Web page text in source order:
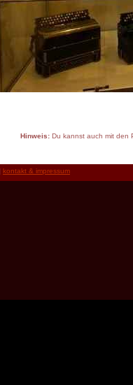
Hinweis:Du kannst auch mit den
kontakt & impressum